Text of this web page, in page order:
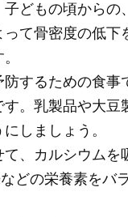
子どもの頃からの
って骨密度の低下
するための食事
す。乳製品や大豆
しましょう。
て、カルシウムを
どの栄養素をバ